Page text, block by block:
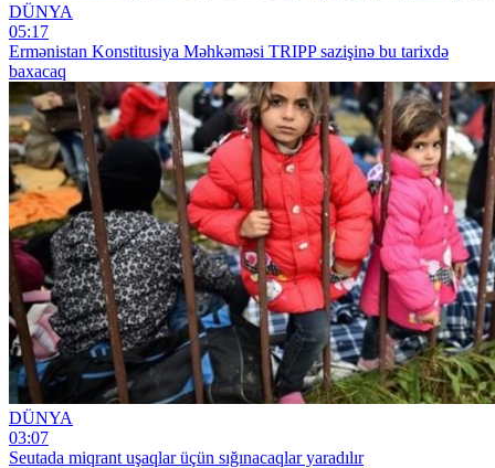
DÜNYA
05:17
Ermənistan Konstitusiya Məhkəməsi TRIPP sazişinə bu tarixdə
baxacaq
DÜNYA
03:07
Seutada miqrant uşaqlar üçün sığınacaqlar yaradılır